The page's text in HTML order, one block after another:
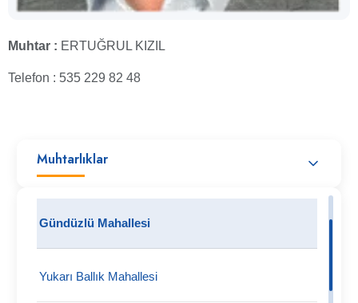
Muhtarlıklar
Gündüzlü Mahallesi
Yukarı Ballık Mahallesi
Muhtar : ERTUĞRUL KIZIL
Telefon : 535 229 82 48